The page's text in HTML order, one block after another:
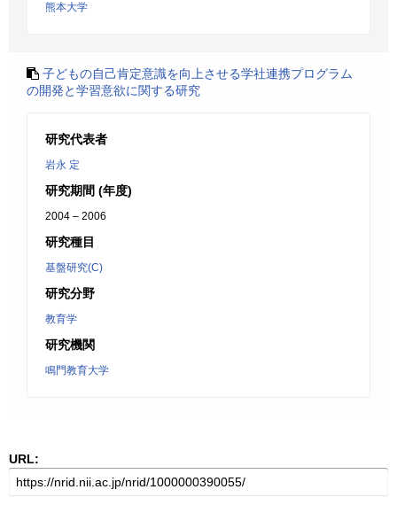
熊本大学
子どもの自己肯定意識を向上させる学社連携プログラム
の開発と学習意欲に関する研究
研究代表者
岩永 定
研究期間 (年度)
2004 – 2006
研究種目
基盤研究(C)
研究分野
教育学
研究機関
鳴門教育大学
URL: